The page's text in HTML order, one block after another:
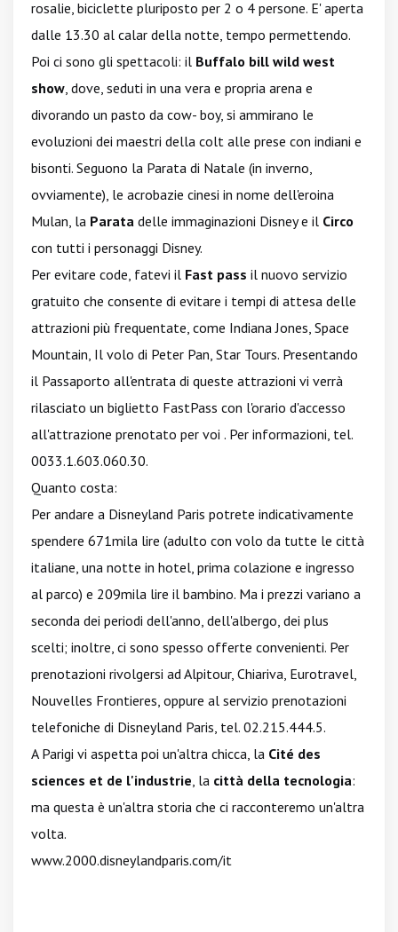
rosalie, biciclette pluriposto per 2 o 4 persone. E' aperta
dalle 13.30 al calar della notte, tempo permettendo.
Poi ci sono gli spettacoli: il Buffalo bill wild west
show, dove, seduti in una vera e propria arena e
divorando un pasto da cow- boy, si ammirano le
evoluzioni dei maestri della colt alle prese con indiani e
bisonti. Seguono la Parata di Natale (in inverno,
ovviamente), le acrobazie cinesi in nome dell'eroina
Mulan, la Parata delle immaginazioni Disney e il Circo
con tutti i personaggi Disney.
Per evitare code, fatevi il Fast pass il nuovo servizio
gratuito che consente di evitare i tempi di attesa delle
attrazioni più frequentate, come Indiana Jones, Space
Mountain, Il volo di Peter Pan, Star Tours. Presentando
il Passaporto all'entrata di queste attrazioni vi verrà
rilasciato un biglietto FastPass con l'orario d'accesso
all'attrazione prenotato per voi . Per informazioni, tel.
0033.1.603.060.30.
Quanto costa:
Per andare a Disneyland Paris potrete indicativamente
spendere 671mila lire (adulto con volo da tutte le città
italiane, una notte in hotel, prima colazione e ingresso
al parco) e 209mila lire il bambino. Ma i prezzi variano a
seconda dei periodi dell'anno, dell'albergo, dei plus
scelti; inoltre, ci sono spesso offerte convenienti. Per
prenotazioni rivolgersi ad Alpitour, Chiariva, Eurotravel,
Nouvelles Frontieres, oppure al servizio prenotazioni
telefoniche di Disneyland Paris, tel. 02.215.444.5.
A Parigi vi aspetta poi un'altra chicca, la Cité des
sciences et de l'industrie, la città della tecnologia:
ma questa è un'altra storia che ci racconteremo un'altra
volta.
www.2000.disneylandparis.com/it